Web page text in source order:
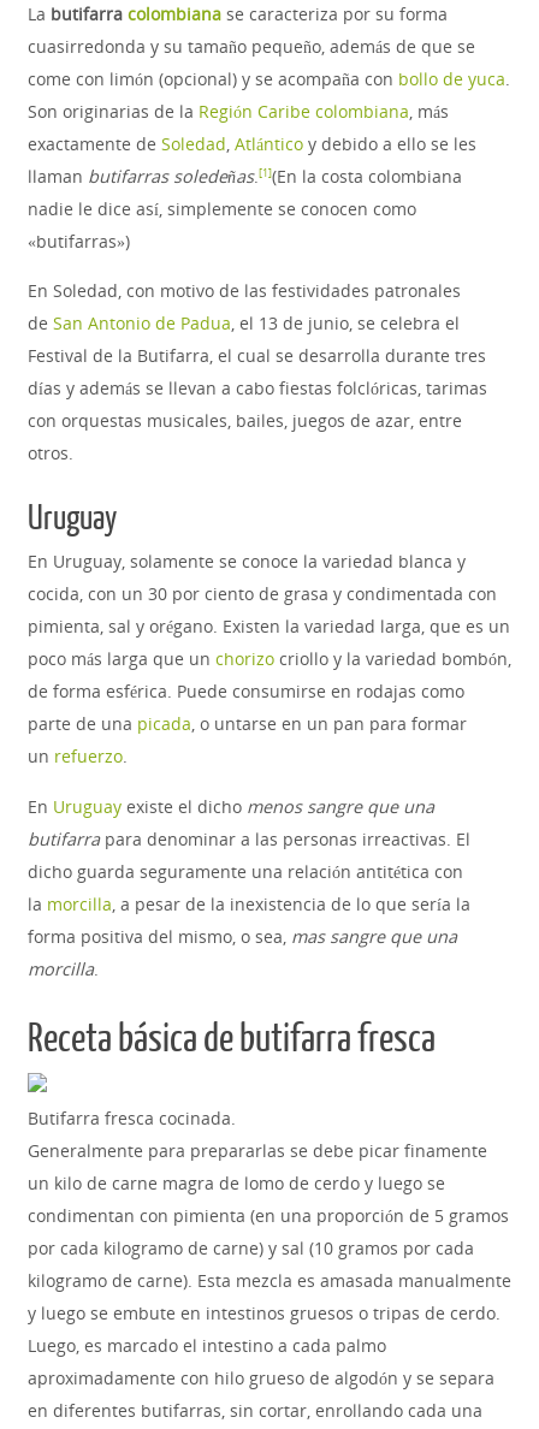
La butifarra colombianase caracteriza por su forma
cuasirredonda y su tamaño pequeño, además de que se
come con limón (opcional) y se acompaña con bollo de yuca
Son originarias de la Región Caribe colombiana , más
exactamente de Soledad Atlánticoy debido a ello se les
llaman butifarras soledeñas. [1]​(En la costa colombiana
nadie le dice así, simplemente se conocen como
«butifarras»)
En Soledad, con motivo de las festividades patronales
de San Antonio de Padua, el 13 de junio, se celebra el
Festival de la Butifarra, el cual se desarrolla durante tres
días y además se llevan a cabo fiestas folclóricas, tarimas
con orquestas musicales, bailes, juegos de azar, entre
otros.
Uruguay
En Uruguay, solamente se conoce la variedad blanca y
cocida, con un 30 por ciento de grasa y condimentada con
pimienta, sal y orégano. Existen la variedad larga, que es un
poco más larga que un chorizocriollo y la variedad bombón,
de forma esférica. Puede consumirse en rodajas como
parte de una picada, o untarse en un pan para formar
un refuerzo.
En Uruguayexiste el dicho menos sangre que una
butifarrapara denominar a las personas irreactivas. El
dicho guarda seguramente una relación antitética con
la morcilla , a pesar de la inexistencia de lo que sería la
forma positiva del mismo, o sea, mas sangre que una
morcilla.
Receta básica de butifarra fresca
Butifarra fresca cocinada.
Generalmente para prepararlas se debe picar finamente
un kilo de carne magra de lomo de cerdo y luego se
condimentan con pimienta (en una proporción de 5 gramos
por cada kilogramo de carne) y sal (10 gramos por cada
kilogramo de carne). Esta mezcla es amasada manualmente
y luego se embute en intestinos gruesos o tripas de cerdo.
Luego, es marcado el intestino a cada palmo
aproximadamente con hilo grueso de algodón y se separa
en diferentes butifarras, sin cortar, enrollando cada una